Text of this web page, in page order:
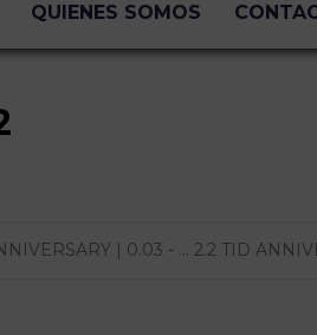
QUIENES SOMOS
| 0.03 - ... 2.2 TID